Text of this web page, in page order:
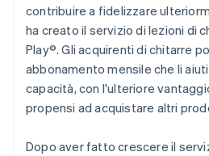
contribuire a fidelizzare
ha creato il servizio di lezioni di
Play®. Gli acquirenti di chitarre
abbonamento mensile che li
capacità, con l'ulteriore
propensi ad acquistare altri
Dopo aver fatto crescere il